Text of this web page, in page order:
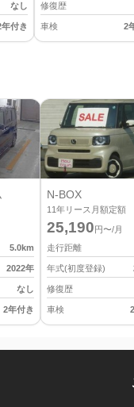
なし
年付き
修復歴
車検 2
5.0km
2022年
なし
2年付き
N-BOX
11年リース月額定額
25,190 円〜/月
走行距離
年式(初度登録)
修復歴
車検